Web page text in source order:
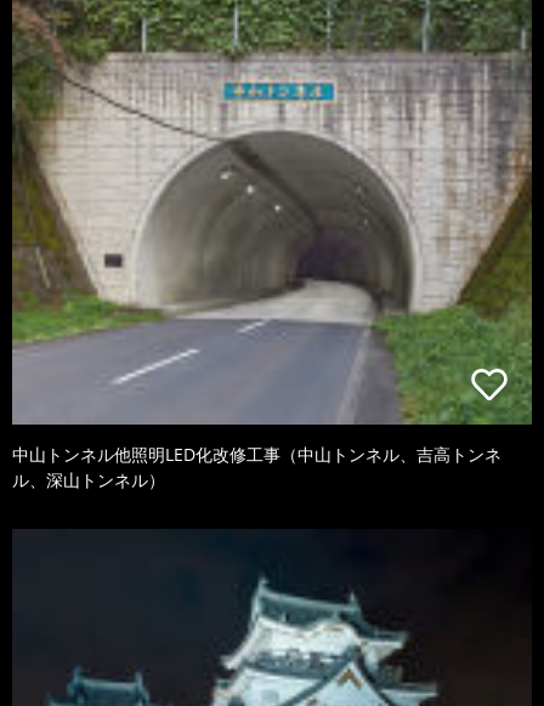
中山トンネル他照明LED化改修工事（中山トンネル、吉高トンネ
ル、深山トンネル）